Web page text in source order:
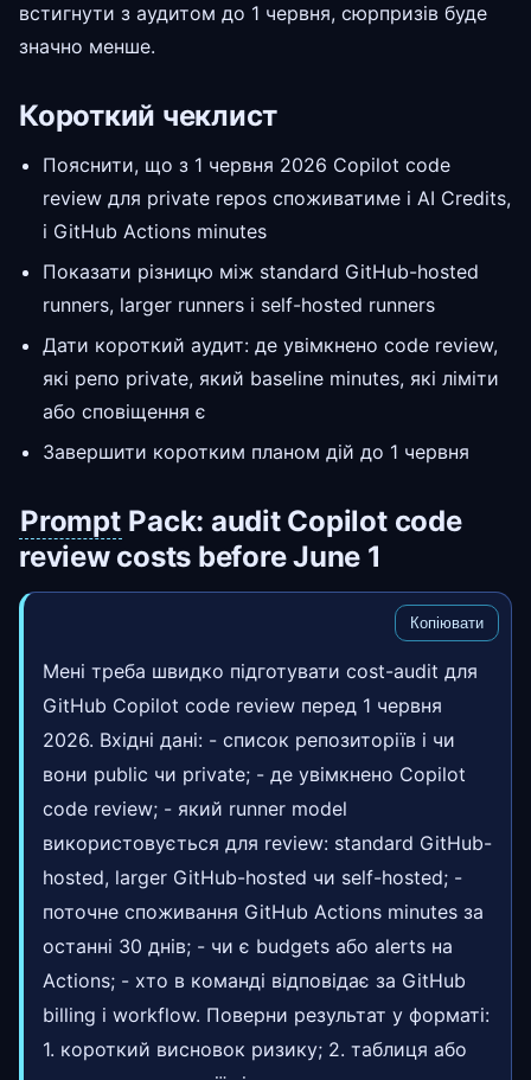
встигнути з аудитом до 1 червня, сюрпризів буде
значно менше.
Короткий чеклист
Пояснити, що з 1 червня 2026 Copilot code
review для private repos споживатиме і AI Credits,
і GitHub Actions minutes
Показати різницю між standard GitHub-hosted
runners, larger runners і self-hosted runners
Дати короткий аудит: де увімкнено code review,
які репо private, який baseline minutes, які ліміти
або сповіщення є
Завершити коротким планом дій до 1 червня
Prompt Pack: audit Copilot code
review costs before June 1
Копіювати
Мені треба швидко підготувати cost-audit для
GitHub Copilot code review перед 1 червня
2026. Вхідні дані: - список репозиторіїв і чи
вони public чи private; - де увімкнено Copilot
code review; - який runner model
використовується для review: standard GitHub-
hosted, larger GitHub-hosted чи self-hosted; -
поточне споживання GitHub Actions minutes за
останні 30 днів; - чи є budgets або alerts на
Actions; - хто в команді відповідає за GitHub
billing і workflow. Поверни результат у форматі:
1. короткий висновок ризику; 2. таблиця або